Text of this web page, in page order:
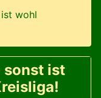
wohl
sonst ist